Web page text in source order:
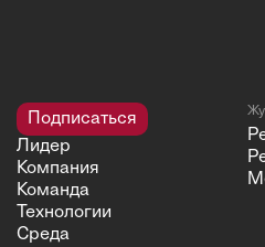
Подписаться
Лидер
Компания
Команда
Технологии
Среда